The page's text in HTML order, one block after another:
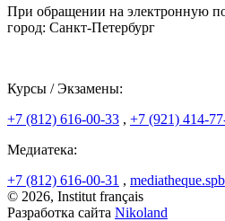
При обращении на электронную
город: Санкт-Петербург
Курсы / Экзамены:
+7 (812) 616-00-33 , +7 (921) 414-
Медиатека:
+7 (812) 616-00-31 ,
© 2026, Institut français
Разработка сайта Nikoland